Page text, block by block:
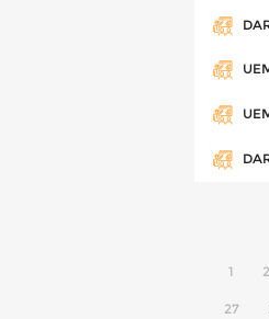
1 2
27